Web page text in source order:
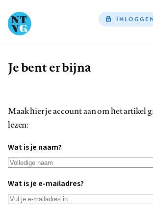
Kruimelpad
Je bent er bijna
Maak hier je account aan om het artikel
lezen:
Wat is je naam?
Wat is je e-mailadres?